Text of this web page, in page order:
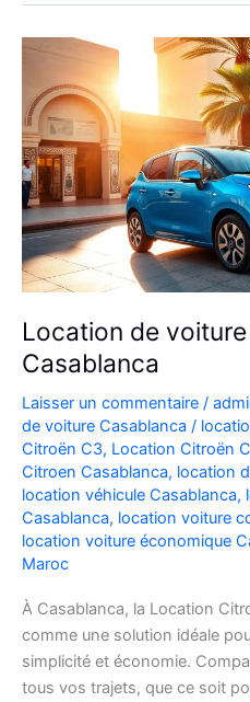
Diesel
à
Casablanca
Louer
Facilement
Location de
Casablanca
Laisser un commentaire /
de voiture Casablanca /
Citroën C3, Location Citroën
Citroen Casablanca, location
location véhicule Casablanca,
Casablanca, location voiture
location voiture économique
Maroc
À Casablanca, la Location
comme une solution idéale
simplicité et économie.
tous vos trajets, que ce soit